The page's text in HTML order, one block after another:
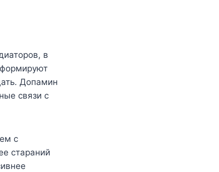
в
Допамин
связи с
с
стараний